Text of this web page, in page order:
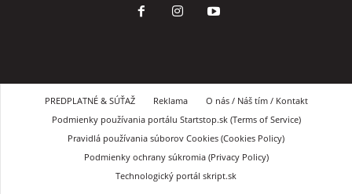
PREDPLATNÉ & SÚŤAŽ Reklama
O nás / Náš tím / Kontakt
Podmienky používania portálu Startstop.sk (Terms of Service)
Pravidlá používania súborov Cookies (Cookies Policy)
Podmienky ochrany súkromia (Privacy Policy)
Technologický portál skript.sk